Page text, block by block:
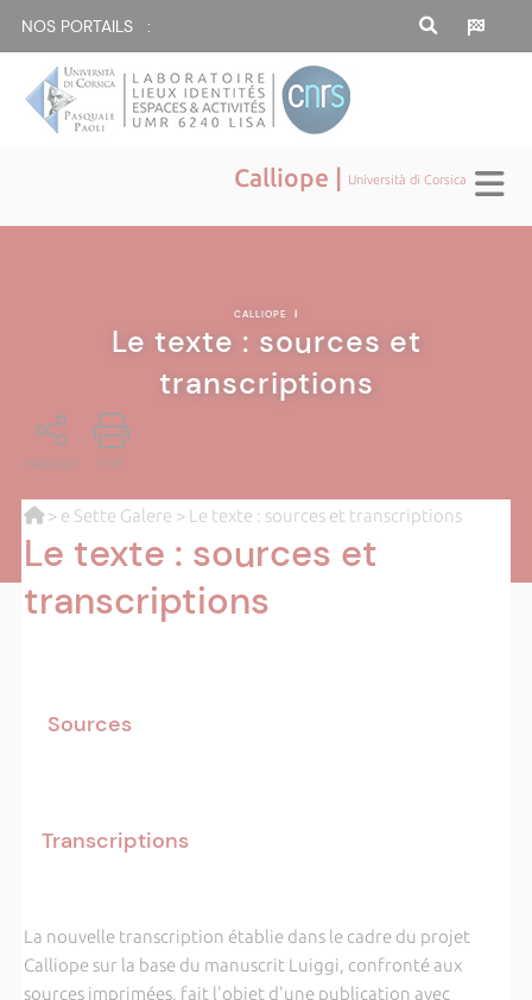
NOS PORTAILS :
Calliope | Università di Corsica
CALLIOPE |
Le texte : sources et
transcriptions
PARTAGE PDF
> e Sette Galere > Le texte : sources et transcriptions
Le texte : sources et
transcriptions
Sources
Transcriptions
La nouvelle transcription établie dans le cadre du projet
Calliope sur la base du manuscrit Luiggi, confronté aux
sources imprimées, fait l'objet d'une publication avec